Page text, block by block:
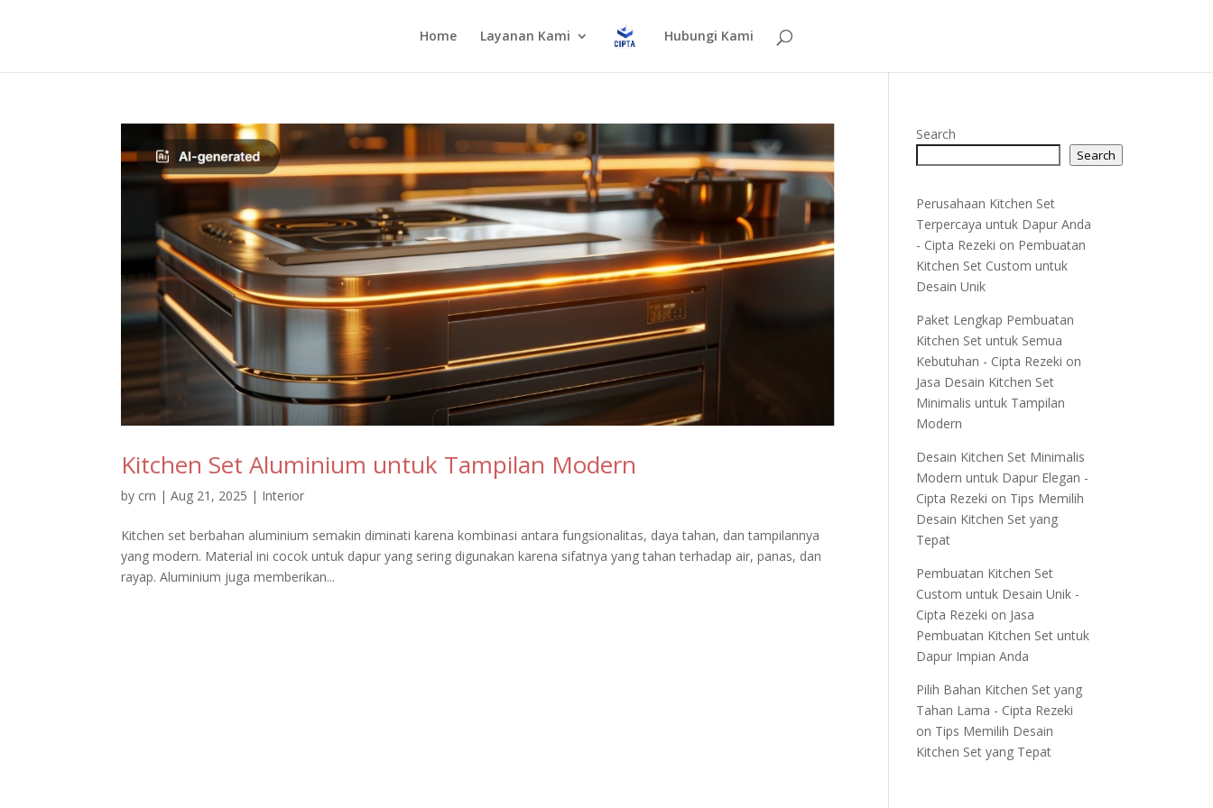
Home Layanan Kami Hubungi Kami
Kitchen Set Aluminium untuk Tampilan Modern
by crn |Aug 21, 2025 | Interior
Kitchen set berbahan aluminium semakin diminati karena kombinasi antara fungsionalitas, daya tahan, dan tampilannya
yang modern. Material ini cocok untuk dapur yang sering digunakan karena sifatnya yang tahan terhadap air, panas, dan
rayap. Aluminium juga memberikan...
Search
Search
Perusahaan Kitchen Set
Terpercaya untuk Dapur Anda
- Cipta Rezeki on Pembuatan
Kitchen Set Custom untuk
Desain Unik
Paket Lengkap Pembuatan
Kitchen Set untuk Semua
Kebutuhan - Cipta Rezeki on
Jasa Desain Kitchen Set
Minimalis untuk Tampilan
Modern
Desain Kitchen Set Minimalis
Modern untuk Dapur Elegan -
Cipta Rezeki on Tips Memilih
Desain Kitchen Set yang
Tepat
Pembuatan Kitchen Set
Custom untuk Desain Unik -
Cipta Rezeki on Jasa
Pembuatan Kitchen Set untuk
Dapur Impian Anda
Pilih Bahan Kitchen Set yang
Tahan Lama - Cipta Rezeki
on Tips Memilih Desain
Kitchen Set yang Tepat